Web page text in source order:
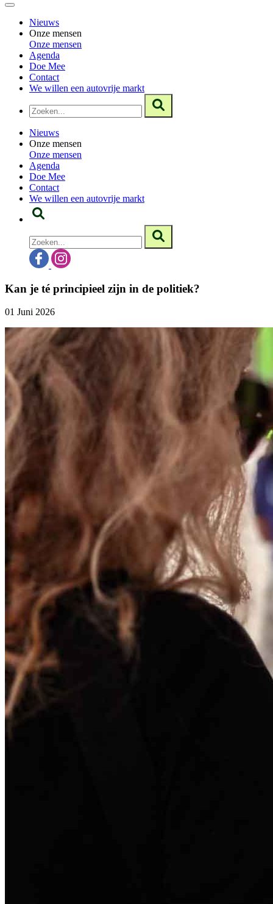
Nieuws
Onze mensen
Onze mensen
Agenda
Doe Mee
Contact
We willen een autovrije markt
Nieuws
Onze mensen
Onze mensen
Agenda
Doe Mee
Contact
We willen een autovrije markt
Kan je té principieel zijn in de politiek?
01 Juni 2026